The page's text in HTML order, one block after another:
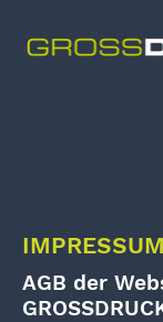
IMPRESSUM
AGB der